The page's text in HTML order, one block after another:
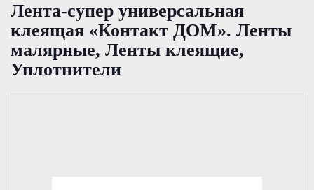
Лента-супер универсальная
клеящая «Контакт ДОМ». Ленты
малярные, Ленты клеящие,
Уплотнители